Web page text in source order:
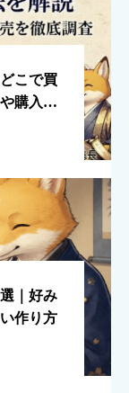
こで買
購入方
｜好み
作り方